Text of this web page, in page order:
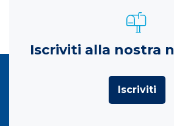
Iscriviti alla nostra
Iscriviti